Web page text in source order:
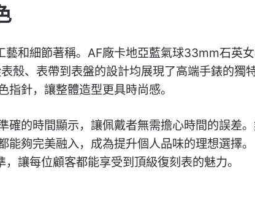
和細節著稱。AF廠卡地亞藍氣球33mm石英
殼、表帶到表盤的設計均展現了高端手錶的獨
針，讓整體造型更具時尚感。
確的時間顯示，讓佩戴者無需擔心時間的誤差
夠完美融入，成為提升個人品味的理想選擇。
讓每位顧客都能享受到頂級復刻表的魅力。